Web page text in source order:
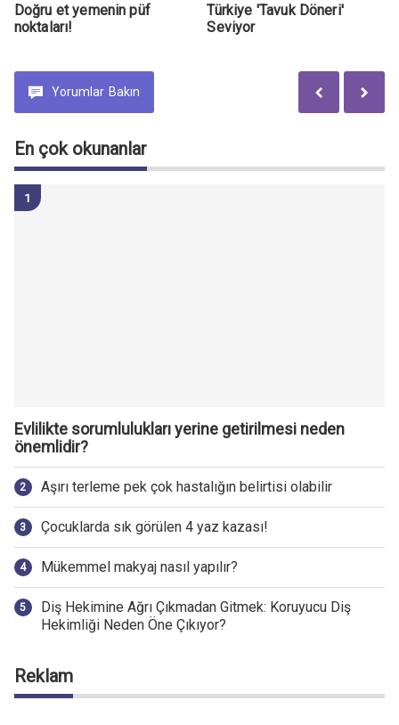
Doğru et yemenin püf
noktaları!
Türkiye 'Tavuk Döneri'
Seviyor
Yorumlar Bakın
En çok okunanlar
Evlilikte sorumlulukları yerine getirilmesi neden
önemlidir?
Aşırı terleme pek çok hastalığın belirtisi olabilir
Çocuklarda sık görülen 4 yaz kazası!
Mükemmel makyaj nasıl yapılır?
Diş Hekimine Ağrı Çıkmadan Gitmek: Koruyucu Diş
Hekimliği Neden Öne Çıkıyor?
Reklam